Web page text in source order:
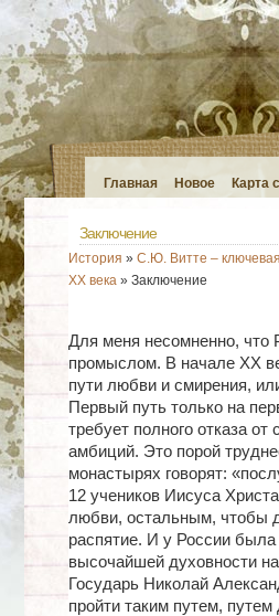
Главная Новое Карта
Заключение
История » С.Ю. Витте –
XX века» Заключение
Для меня несомненно, что
промыслом. В начале XX
пути любви и смирения,
Первый путь только на
требует полного отказа
амбиций. Это порой
монастырях говорят:
12 учеников Иисуса
любви, остальным, чтобы
распятие. И у России
высочайшей духовности
Государь Николай
пройти таким путем,